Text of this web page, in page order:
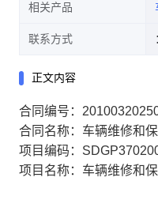
相关产品
联系方式
正文内容
合同编号：
合同名称：车辆维修和
项目编码：
项目名称：车辆维修和